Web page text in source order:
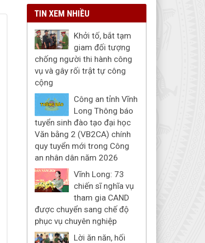
TIN XEM NHIỀU
Khởi tố, bắt tạm
giam đối tượng
chống người thi hành công
vụ và gây rối trật tự công
cộng
Công an tỉnh Vĩnh
Long Thông báo
tuyển sinh đào tạo đại học
Văn bằng 2 (VB2CA) chính
quy tuyển mới trong Công
an nhân dân năm 2026
Vĩnh Long: 73
chiến sĩ nghĩa vụ
tham gia CAND
được chuyển sang chế độ
phục vụ chuyên nghiệp
Lời ăn năn, hối